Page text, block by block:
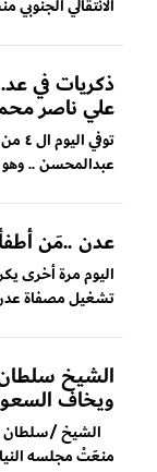
الانتقالي
ذكريات في
علي ناصر
عبدالمحسن ..
عدن ..مَن
اليوم مرة أخرى
تشغيل مصفاة عدن
الشيخ
ويخاف
الشيخ /سلطان
منعَتْ مجلسه